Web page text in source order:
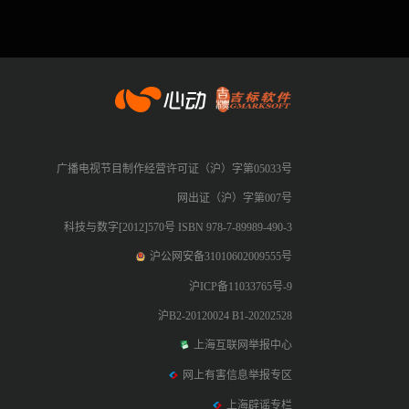
广播电视节目制作经营许可证（沪）字第05033号
网出证（沪）字第007号
科技与数字[2012]570号 ISBN 978-7-89989-490-3
沪公网安备31010602009555号
沪ICP备11033765号-9
沪B2-20120024 B1-20202528
上海互联网举报中心
网上有害信息举报专区
上海辟谣专栏
心动网络